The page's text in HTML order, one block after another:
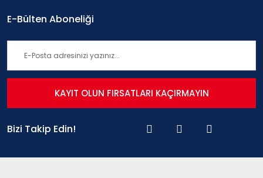
E-Bülten Aboneliği
KAYIT OLUN FIRSATLARI KAÇIRMAYIN
Bizi Takip Edin!